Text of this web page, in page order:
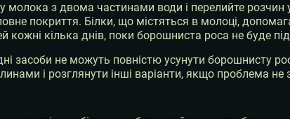
молока з двома частинами води і перелийте
покриття. Білки, що містяться в молоці,
кожні кілька днів, поки борошниста роса не буде
засоби не можуть повністю усунути борошнисту
і розглянути інші варіанти, якщо проблема не